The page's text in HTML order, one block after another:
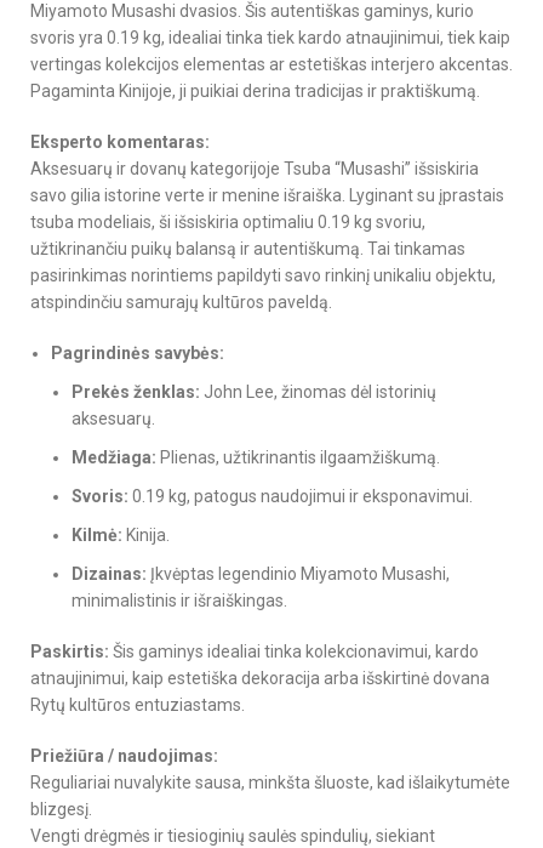
Miyamoto Musashi dvasios. Šis autentiškas gaminys, kurio
svoris yra 0.19 kg, idealiai tinka tiek kardo atnaujinimui, tiek kaip
vertingas kolekcijos elementas ar estetiškas interjero akcentas.
Pagaminta Kinijoje, ji puikiai derina tradicijas ir praktiškumą.
Eksperto komentaras:
Aksesuarų ir dovanų kategorijoje Tsuba “Musashi” išsiskiria
savo gilia istorine verte ir menine išraiška. Lyginant su įprastais
tsuba modeliais, ši išsiskiria optimaliu 0.19 kg svoriu,
užtikrinančiu puikų balansą ir autentiškumą. Tai tinkamas
pasirinkimas norintiems papildyti savo rinkinį unikaliu objektu,
atspindinčiu samurajų kultūros paveldą.
Pagrindinės savybės:
Prekės ženklas: John Lee, žinomas dėl istorinių
aksesuarų.
Medžiaga: Plienas, užtikrinantis ilgaamžiškumą.
Svoris: 0.19 kg, patogus naudojimui ir eksponavimui.
Kilmė: Kinija.
Dizainas: Įkvėptas legendinio Miyamoto Musashi,
minimalistinis ir išraiškingas.
Paskirtis: Šis gaminys idealiai tinka kolekcionavimui, kardo
atnaujinimui, kaip estetiška dekoracija arba išskirtinė dovana
Rytų kultūros entuziastams.
Priežiūra / naudojimas:
Reguliariai nuvalykite sausa, minkšta šluoste, kad išlaikytumėte
blizgesį.
Vengti drėgmės ir tiesioginių saulės spindulių, siekiant